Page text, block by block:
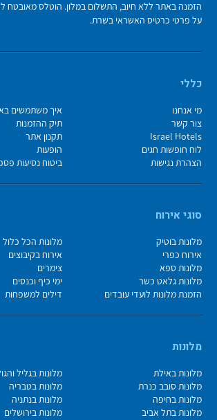
על פרטי כרטיס האשראי בשרת.
כללי
מי אנחנו
איך משתמשים
צור קשר
תיק ההזמנות
Israel Hotels
תקנון אתר
לוח חופשות חגים
הופעות
הצהרת נגישות
ביטוח נסיעות
סוגי אירוח
מלונות בוטיק
מלונות הכל כלול
אירוח כפרי
אירוח בקיבוצים
מלונות ספא
צימרים
מלונות גלאט כשר
ימי כיף וכנסים
הזמנת מלונות לועדי עובדים
דילים למשפחות
מלונות
מלונות באילת
מלונות בגליל
מלונות סובב כנרת
מלונות בטבריה
מלונות בחיפה
מלונות בנתניה
מלונות בתל אביב
מלונות בירושלים